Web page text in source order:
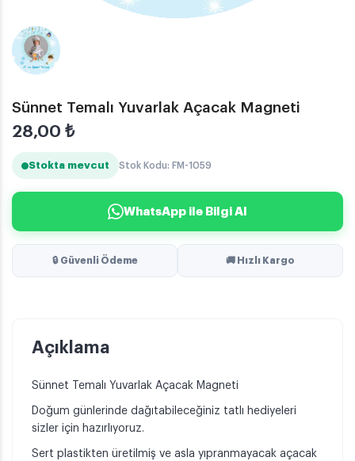
Sünnet Temalı Yuvarlak Açacak Magneti
28,00 ₺
Stokta mevcut Stok Kodu: FM-1059
WhatsApp ile Bilgi Al
🔒 Güvenli Ödeme 🚚 Hızlı Kargo
Açıklama
Sünnet Temalı Yuvarlak Açacak Magneti
Doğum günlerinde dağıtabileceğiniz tatlı hediyeleri
sizler için hazırlıyoruz.
Sert plastikten üretilmiş ve asla yıpranmayacak açacak